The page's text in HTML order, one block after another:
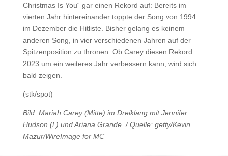
Christmas Is You“ gar einen Rekord auf: Bereits im
vierten Jahr hintereinander toppte der Song von 1994
im Dezember die Hitliste. Bisher gelang es keinem
anderen Song, in vier verschiedenen Jahren auf der
Spitzenposition zu thronen. Ob Carey diesen Rekord
2023 um ein weiteres Jahr verbessern kann, wird sich
bald zeigen.
(stk/spot)
Bild: Mariah Carey (Mitte) im Dreiklang mit Jennifer
Hudson (l.) und Ariana Grande. / Quelle: getty/Kevin
Mazur/WireImage for MC